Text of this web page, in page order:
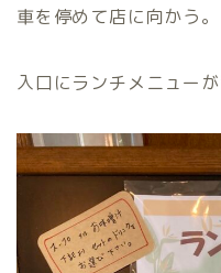
車を停めて店に向かう。
入口にランチメニューが